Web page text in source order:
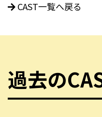
CAST一覧へ戻る
過去の